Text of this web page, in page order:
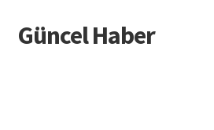
Dolaşıma
geç
İçeriğe
geç
Güncel Haber